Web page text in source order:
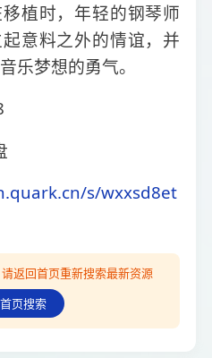
植时，年轻的钢琴师
意料之外的情谊，并
乐梦想的勇气。
s/wxxsd8et
返回首页重新搜索最新资源
页搜索